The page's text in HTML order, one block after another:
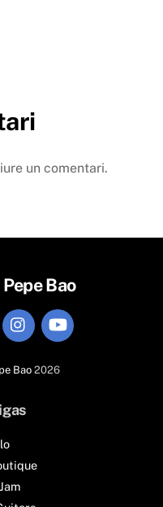
un comentari.
Bao
FacebookInstagram
Bao 2026